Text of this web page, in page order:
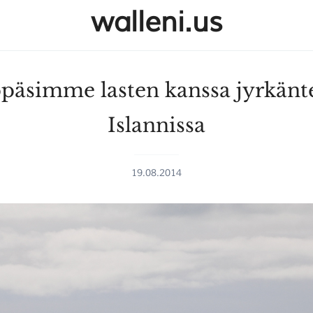
walleni.us
SULJE HAKU ✕
lasten kanssa
Islannissa
19.08.2014